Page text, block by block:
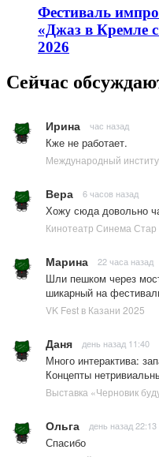
Фестиваль
«Джаз в Кремле
2026
Сейчас
Ирина час назад
Кже не работает.
Международный
Вера 6 часов назад
Хожу сюда довольно
Кинотеатр Синема
Марина 22 часа назад
Шли пешком через
шикарный на
VK Fest в Казани 2025
Даня день назад 11:40
Много интерактива:
Концепты
Выставка «Черновик
Ольга день назад 22:13
Спасибо